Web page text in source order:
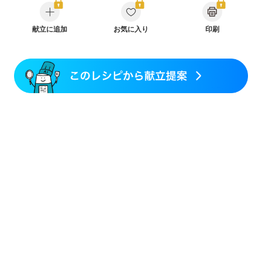
胃がん治療を終えた方・経過観察中の方
大腸がん治療を終えた方・経過観察中の方
大腸がん（抗がん剤治療中）
大腸がん（放射線治療中）
妊婦健診・血圧が気になる（初期）
妊婦健診・血糖値が気になる（初期）
妊娠高血圧(中期)
妊娠糖尿病(初期)
献立に追加 お気に入り 印刷